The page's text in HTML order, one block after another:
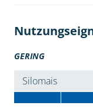
GERING
Silomais